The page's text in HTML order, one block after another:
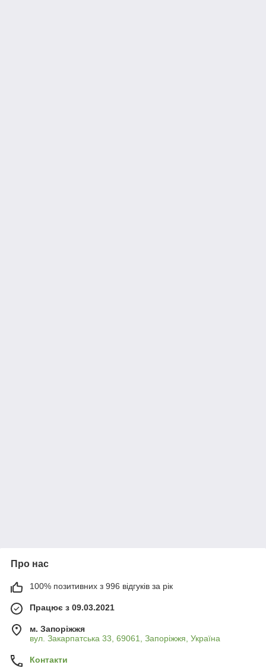
Про нас
100% позитивних з 996 відгуків за рік
Працює з 09.03.2021
м. Запоріжжя
вул. Закарпатська 33, 69061, Запоріжжя, Україна
Контакти